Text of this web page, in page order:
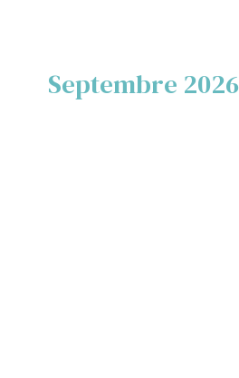
Septembre 2026